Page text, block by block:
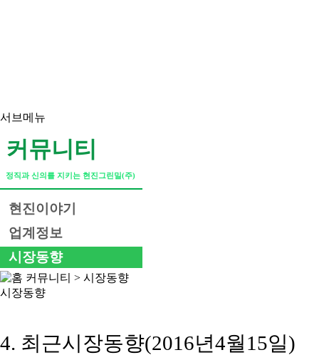
서브메뉴
커뮤니티
정직과 신의를 지키는 현진그린밀(주)
현진이야기
업계정보
시장동향
커뮤니티 > 시장동향
시장동향
4. 최근시장동향(2016년4월15일)